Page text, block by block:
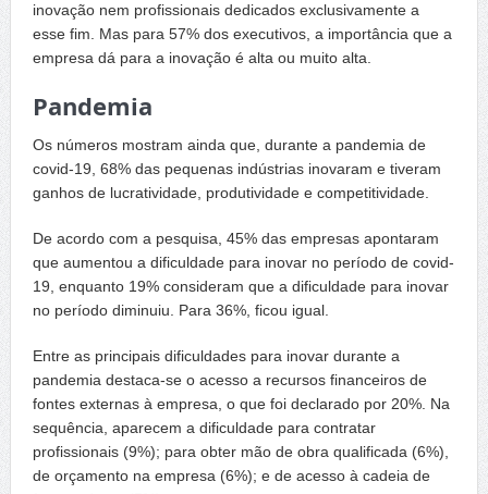
inovação nem profissionais dedicados exclusivamente a
esse fim. Mas para 57% dos executivos, a importância que a
empresa dá para a inovação é alta ou muito alta.
Pandemia
Os números mostram ainda que, durante a pandemia de
covid-19, 68% das pequenas indústrias inovaram e tiveram
ganhos de lucratividade, produtividade e competitividade.
De acordo com a pesquisa, 45% das empresas apontaram
que aumentou a dificuldade para inovar no período de covid-
19, enquanto 19% consideram que a dificuldade para inovar
no período diminuiu. Para 36%, ficou igual.
Entre as principais dificuldades para inovar durante a
pandemia destaca-se o acesso a recursos financeiros de
fontes externas à empresa, o que foi declarado por 20%. Na
sequência, aparecem a dificuldade para contratar
profissionais (9%); para obter mão de obra qualificada (6%),
de orçamento na empresa (6%); e de acesso à cadeia de